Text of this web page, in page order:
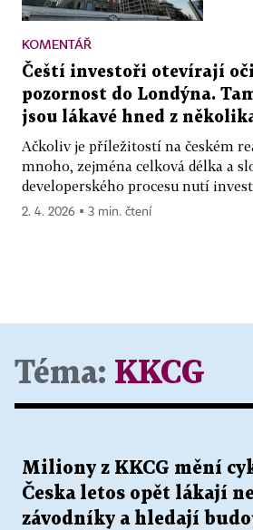
KOMENTÁŘ
Čeští investoři otevírají
pozornost do Londýna.
jsou lákavé hned z
Ačkoliv je příležitostí na českém
mnoho, zejména celková délka a
developerského procesu nutí
2. 4. 2026 ▪ 3 min. čtení
Téma: KKCG
Miliony z KKCG mění
Česka letos opět lákají
závodníky a hledají